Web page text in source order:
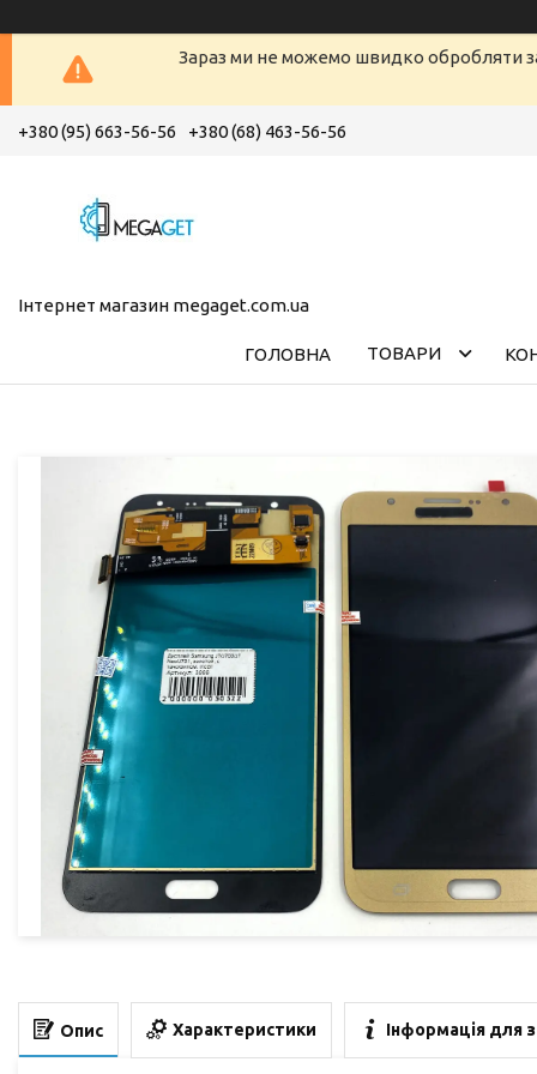
Зараз ми не можемо швидко обробляти
+380 (95) 663-56-56 +380 (68) 463-56-56
Інтернет магазин megaget.com.ua
ГОЛОВНА ТОВАРИ
Опис Характеристики Інформація для